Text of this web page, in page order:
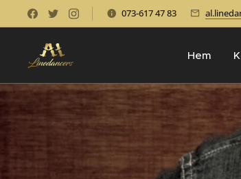
073-617 47 83
Hem